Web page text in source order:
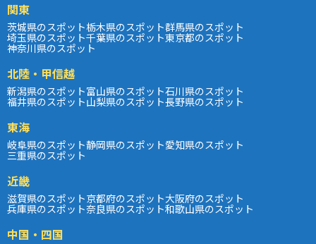
関東
茨城県のスポット栃木県のスポット群馬県のスポット
埼玉県のスポット千葉県のスポット東京都のスポット
神奈川県のスポット
北陸・甲信越
新潟県のスポット富山県のスポット石川県のスポット
福井県のスポット山梨県のスポット長野県のスポット
東海
岐阜県のスポット静岡県のスポット愛知県のスポット
三重県のスポット
近畿
滋賀県のスポット京都府のスポット大阪府のスポット
兵庫県のスポット奈良県のスポット和歌山県のスポット
中国・四国